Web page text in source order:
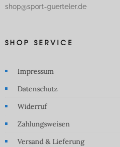
shop@sport-guerteler.de
SHOP SERVICE
Impressum
Datenschutz
Widerruf
Zahlungsweisen
Versand & Lieferung